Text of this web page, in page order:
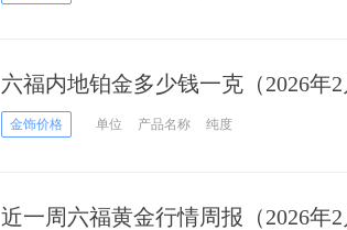
六福内地铂金多少钱一克（2026年2
金饰价格 单位 产品名称 纯度
近一周六福黄金行情周报（2026年